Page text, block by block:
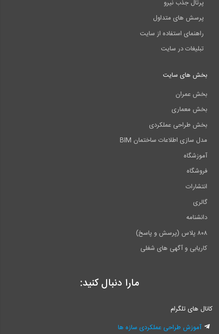
پرتال جذب نیرو
پرسش های متداول
راهنمای استفاده از سایت
تبلیغات در سایت
بخش های سایت
بخش عمران
بخش معماری
بخش طراحی عملکردی
مدل سازی اطلاعات ساختمان BIM
آموزشگاه
فروشگاه
انتشارات
گالری
دانشنامه
۸۰۸ پلاس (پرسش و پاسخ)
کاریابی و آگهی های شغلی
مارا دنبال کنید:
کانال های تلگرام
آموزش طراحی عملکردی سازه ها